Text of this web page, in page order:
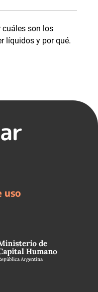
cuáles son los
líquidos y por qué.
uso